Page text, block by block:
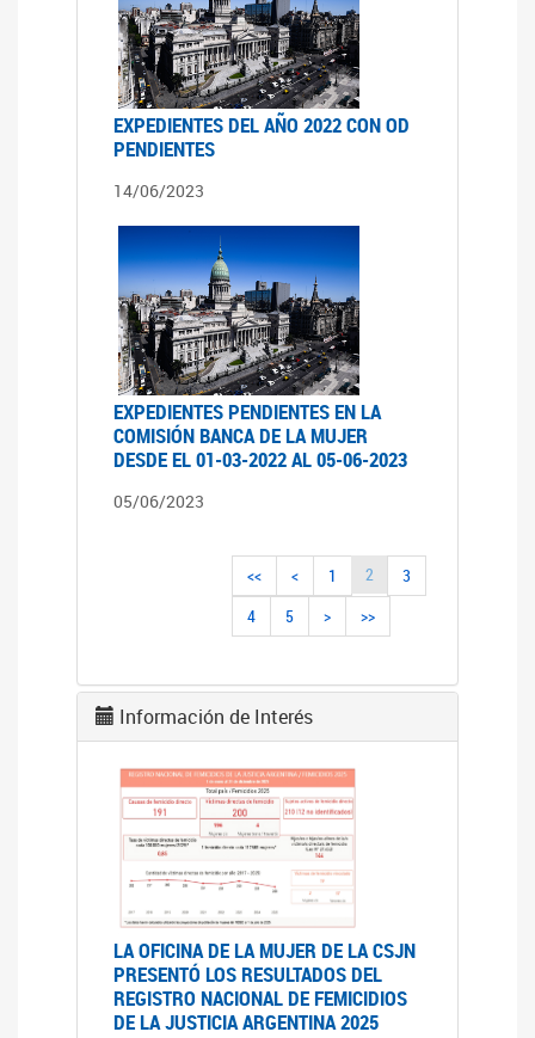
EXPEDIENTES DEL AÑO 2022 CON OD
PENDIENTES
14/06/2023
EXPEDIENTES PENDIENTES EN LA
COMISIÓN BANCA DE LA MUJER
DESDE EL 01-03-2022 AL 05-06-2023
05/06/2023
<< < 1 2
3
4
5 > >>
Información de Interés
LA OFICINA DE LA MUJER DE LA CSJN
PRESENTÓ LOS RESULTADOS DEL
REGISTRO NACIONAL DE FEMICIDIOS
DE LA JUSTICIA ARGENTINA 2025